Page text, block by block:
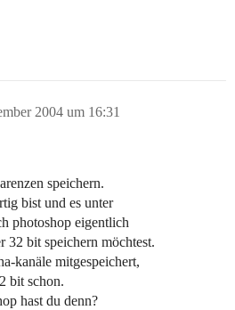
2004 um 16:31
speichern.
bist und es unter
photoshop eigentlich
32 bit speichern möchtest.
kanäle mitgespeichert,
bit schon.
hast du denn?